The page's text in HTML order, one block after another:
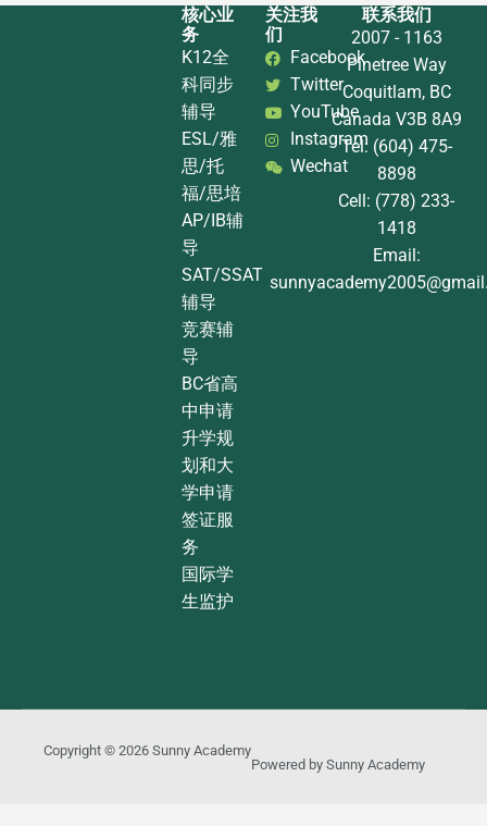
核心业
务
K12全
科同步
辅导
ESL/雅
思/托
福/思培
AP/IB辅
导
SAT/SSAT
辅导
竞赛辅
导
BC省高
中申请
升学规
划和大
学申请
签证服
务
国际学
生监护
关注我
们
Facebook
Twitter
YouTube
Instagram
Wechat
联系我们
2007 - 1163
Pinetree Way
Coquitlam, BC
Canada V3B 8A9
Tel: (604) 475-
8898
Cell: (778) 233-
1418
Email:
Copyright © 2026 Sunny Academy
Powered by Sunny Academy